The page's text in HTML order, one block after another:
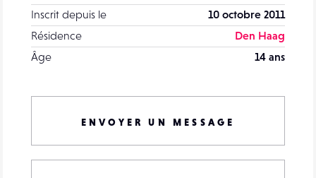
Inscrit depuis le
10 octobre 2011
Résidence
Den Haag
Âge
14 ans
ENVOYER UN MESSAGE